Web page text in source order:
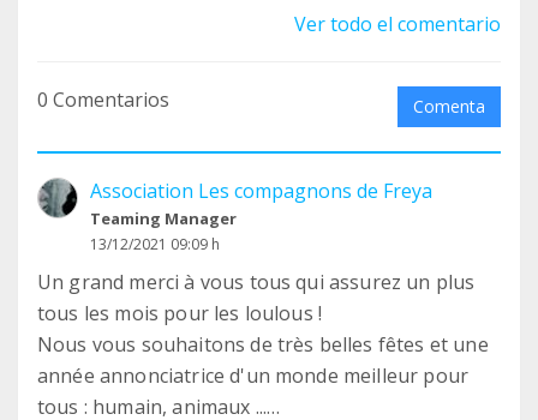
Ver todo el comentario
0 Comentarios Comenta
Association Les compagnons de Freya
Teaming Manager
13/12/2021 09:09 h
Un grand merci à vous tous qui assurez un plus
tous les mois pour les loulous !
Nous vous souhaitons de très belles fêtes et une
année annonciatrice d'un monde meilleur pour
tous : humain, animaux ...